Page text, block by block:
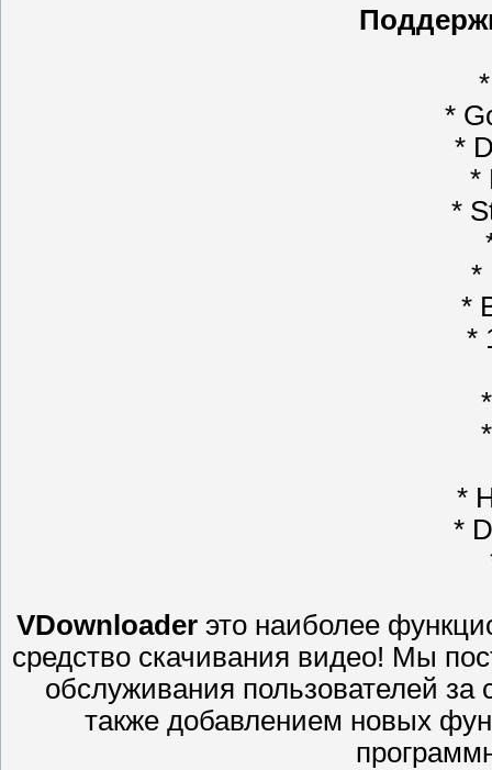
*
*
*
*
*
*
*
*
*
VDownloaderэто наиболее
средство скачивания видео! Мы
обслуживания пользователей за
также добавлением новых